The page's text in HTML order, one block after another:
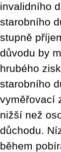
invalidního
starobního
stupně
důvodu by
hrubého
starobního
vyměřovací
nižší než
důchodu.
během